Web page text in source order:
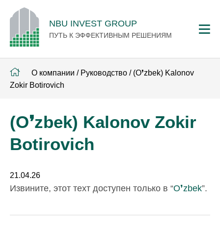
NBU INVEST GROUP
ПУТЬ К ЭФФЕКТИВНЫМ РЕШЕНИЯМ
О компании / Руководство / (O❜zbek) Kalonov
Zokir Botirovich
(O❜zbek) Kalonov Zokir
Botirovich
21.04.26
Извините, этот техт доступен только в “O❜zbek”.